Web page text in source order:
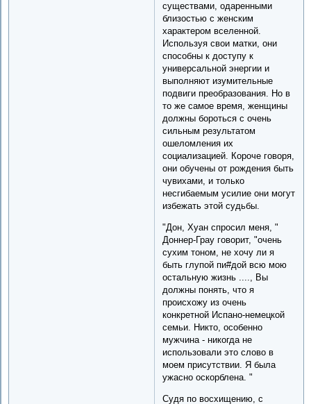
существами, одаренными
близостью с женским
характером вселенной.
Используя свои матки, они
способны к доступу к
универсальной энергии и
выполняют изумительные
подвиги преобразования. Но в
то же самое время, женщины
должны бороться с очень
сильным результатом
ошеломления их
социализацией. Короче говоря,
они обучены от рождения быть
чувихами, и только
несгибаемым усилие они могут
избежать этой судьбы.
"Дон, Хуан спросил меня, "
Доннер-Грау говорит, "очень
сухим тоном, не хочу ли я
быть глупой пи#дой всю мою
остальную жизнь ...., Вы
должны понять, что я
происхожу из очень
конкретной Испано-немецкой
семьи. Никто, особенно
мужчина - никогда не
использовали это слово в
моем присутствии. Я была
ужасно оскорблена. "
Судя по восхищению, с